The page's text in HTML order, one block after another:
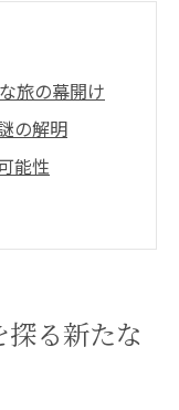
旅の幕開け
の解明
能性
おくべきこと
的変化
力
る新たな